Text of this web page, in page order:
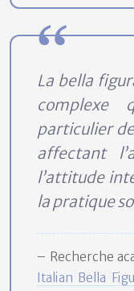
La bella
complexe
particulier
affectant
l’attitude
la pratique
– Recherche
Italian Bella